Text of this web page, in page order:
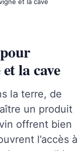
la cave
la terre, de
un produit
offrent bien
l’accès à